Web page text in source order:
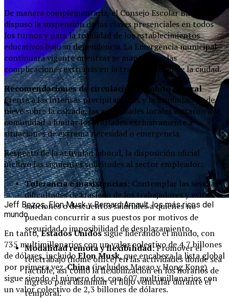
Jeff Bezos, Elon Musk y Bernard Arnault, los más ricos del
mundo
En tanto,Estados Unidossigue liderando el mundo, con
735 multimillonarios con un valor colectivo de 4,7 billones
de dólares, incluidoElon Musk, que encabeza la lista global
por primera vez.China(incluidos Macao y Hong Kong)
sigue siendo el número dos, con 607 multimillonarios con
un valor colectivo de 2,3 billones de dólares.
De manera complementaria, el Consejo Escolar Bariloche
dispuso la suspensión de las clases presenciales en todos
los turnos y para la totalidad de los establecimientos
educativos bajo su dependencia. La Emergencia municipal
continuará vigente mientras se mantengan las
complicaciones extremas en la transitabilidad de la ciudad.
Recomendaciones de circulación y ámbito laboral
Frente a las intensas precipitaciones y la acumulación de
nieve sobre la calzada, las autoridades locales instaron a la
comunidad a limitar los traslados exclusivamente a
situaciones de extrema necesidad o emergencia.
Respecto de la actividad laboral, la disposición oficial
incluyó las siguientes solicitudes al sector empleador:
Tolerancia e inasistencias: Contemplar las severas
dificultades de traslado de los trabajadores y evitar
sanciones o descuentos salariales a quienes no
puedan concurrir a sus puestos por motivos de
seguridad o imposibilidad de desplazamiento.
Modalidad remota y flexibilidad:Promover el
teletrabajo (home office) en las actividades donde sea
factible, así como la flexibilización en los horarios de
ingreso para disminuir el flujo vehicular durante el
temporal.